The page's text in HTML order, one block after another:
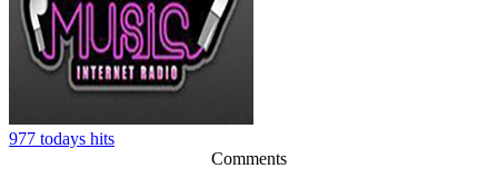
977 todays hits
Comments